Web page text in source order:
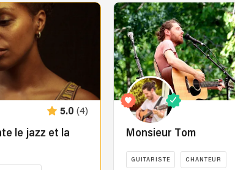
5.0 (4)
le jazz et la
Monsieur Tom
GUITARISTE CHANTEUR